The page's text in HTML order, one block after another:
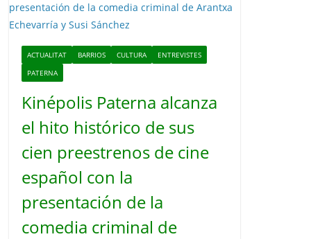
ACTUALITAT BARRIOS CULTURA
ENTREVISTES
PATERNA
Kinépolis Paterna alcanza
el hito histórico de sus
cien preestrenos de cine
español con la
presentación de la
comedia criminal de